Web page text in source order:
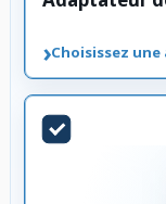
›Choisissez